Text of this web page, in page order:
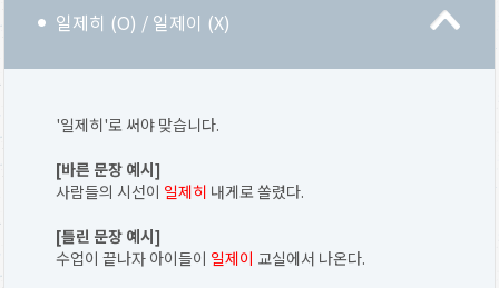
일제히 (O) / 일제이 (X)
'일제히'로 써야 맞습니다.
[바른 문장 예시]
사람들의 시선이 일제히 내게로 쏠렸다.
[틀린 문장 예시]
수업이 끝나자 아이들이 일제이 교실에서 나온다.